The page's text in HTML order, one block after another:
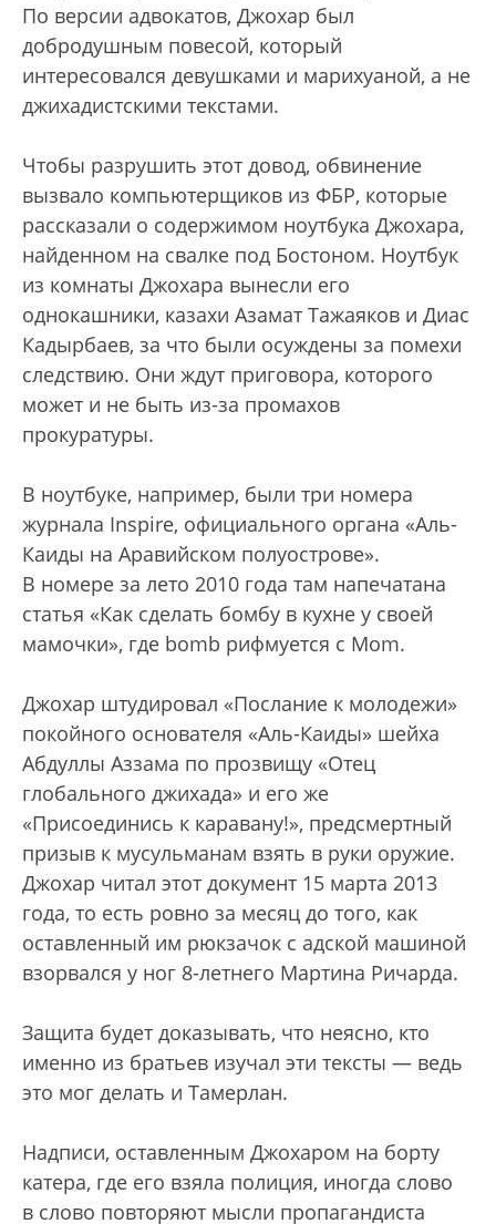
По версии адвокатов, Джохар был
добродушным повесой, который
интересовался девушками и марихуаной, а не
джихадистскими текстами.
Чтобы разрушить этот довод, обвинение
вызвало компьютерщиков из ФБР, которые
рассказали о содержимом ноутбука Джохара,
найденном на свалке под Бостоном. Ноутбук
из комнаты Джохара вынесли его
однокашники, казахи Азамат Тажаяков и Диас
Кадырбаев, за что были осуждены за помехи
следствию. Они ждут приговора, которого
может и не быть из-за промахов
прокуратуры.
В ноутбуке, например, были три номера
журнала Inspire, официального органа «Аль-
Каиды на Аравийском полуострове».
В номере за лето 2010 года там напечатана
статья «Как сделать бомбу в кухне у своей
мамочки», где bomb рифмуется с Mom.
Джохар штудировал «Послание к молодежи»
покойного основателя «Аль-Каиды» шейха
Абдуллы Аззама по прозвищу «Отец
глобального джихада» и его же
«Присоединись к каравану!», предсмертный
призыв к мусульманам взять в руки оружие.
Джохар читал этот документ 15 марта 2013
года, то есть ровно за месяц до того, как
оставленный им рюкзачок с адской машиной
взорвался у ног 8-летнего Мартина Ричарда.
Защита будет доказывать, что неясно, кто
именно из братьев изучал эти тексты — ведь
это мог делать и Тамерлан.
Надписи, оставленным Джохаром на борту
катера, где его взяла полиция, иногда слово
в слово повторяют мысли пропагандиста